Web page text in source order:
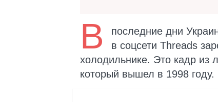
В последние дни
в соцсети Threads
холодильнике. Это кадр из
который вышел в 1998 году.